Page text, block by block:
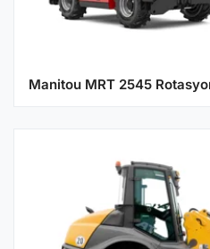
Manitou MRT 2545